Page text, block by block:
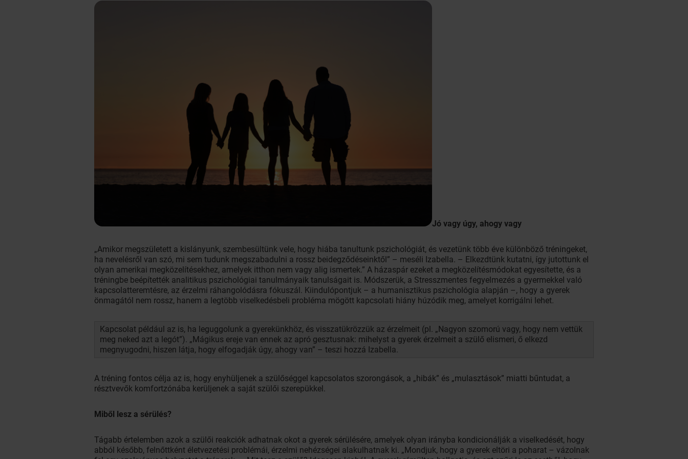
Jó vagy úgy, ahogy vagy
„Amikor megszületett a kislányunk, szembesültünk vele, hogy hiába tanultunk pszichológiát, és vezetünk több éve különböző tréningeket,
ha nevelésről van szó, mi sem tudunk megszabadulni a rossz beidegződéseinktől” – meséli Izabella. – Elkezdtünk kutatni, így jutottunk el
olyan amerikai megközelítésekhez, amelyek itthon nem vagy alig ismertek.” A házaspár ezeket a megközelítésmódokat egyesítette, és a
tréningbe beépítették analitikus pszichológiai tanulmányaik tanulságait is. Módszerük, a Stresszmentes fegyelmezés a gyermekkel való
kapcsolatteremtésre, az érzelmi ráhangolódásra fókuszál. Kiindulópontjuk – a humanisztikus pszichológia alapján –, hogy a gyerek
önmagától nem rossz, hanem a legtöbb viselkedésbeli probléma mögött kapcsolati hiány húzódik meg, amelyet korrigálni lehet.
Kapcsolat például az is, ha leguggolunk a gyerekünkhöz, és visszatükrözzük az érzelmeit (pl. „Nagyon szomorú vagy, hogy nem vettük
meg neked azt a legót”). „Mágikus ereje van ennek az apró gesztusnak: mihelyst a gyerek érzelmeit a szülő elismeri, ő elkezd
megnyugodni, hiszen látja, hogy elfogadják úgy, ahogy van” – teszi hozzá Izabella.
A tréning fontos célja az is, hogy enyhüljenek a szülőséggel kapcsolatos szorongások, a „hibák” és „mulasztások” miatti bűntudat, a
résztvevők komfortzónába kerüljenek a saját szülői szerepükkel.
Miből lesz a sérülés?
Tágabb értelemben azok a szülői reakciók adhatnak okot a gyerek sérülésére, amelyek olyan irányba kondicionálják a viselkedését, hogy
abból később, felnőttként életvezetési problémái, érzelmi nehézségei alakulhatnak ki. „Mondjuk, hogy a gyerek eltöri a poharat – vázolnak